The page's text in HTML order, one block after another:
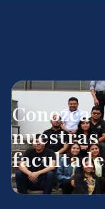
Conozca
nuestras